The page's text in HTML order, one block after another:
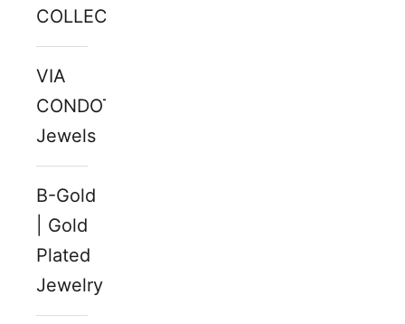
COLLECTIONS
VIA
CONDOTTI
Jewels
B-Gold
| Gold
Plated
Jewelry